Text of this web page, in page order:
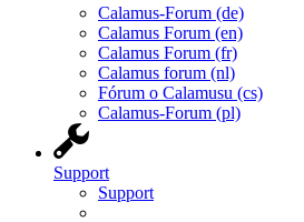
Calamus-Forum (de)
Calamus Forum (en)
Calamus Forum (fr)
Calamus forum (nl)
Fórum o Calamusu (cs)
Calamus-Forum (pl)
Support
Support